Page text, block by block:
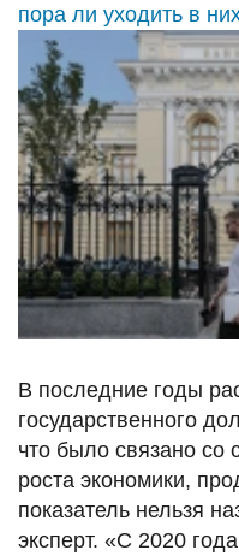
пора ли уходить в
В последние годы
государственного
что было связано со
роста экономики,
показатель нельзя
эксперт. «С 2020